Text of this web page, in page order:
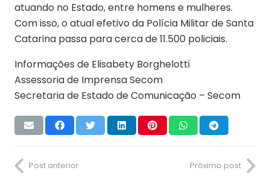
atuando no Estado, entre homens e mulheres.
Com isso, o atual efetivo da Polícia Militar de Santa
Catarina passa para cerca de 11.500 policiais.
Informações de Elisabety Borghelotti
Assessoria de Imprensa Secom
Secretaria de Estado de Comunicação – Secom
Post anterior Próximo post